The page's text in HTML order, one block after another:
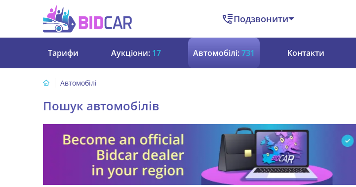
Подзвонити
Тарифи Аукціони: 17 Автомобілі:731 Контакти
Автомобілі
Пошук автомобілів